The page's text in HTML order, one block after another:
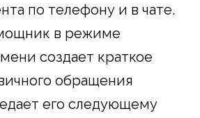
по телефону и в чате.
в режиме
создает краткое
обращения
его следующему